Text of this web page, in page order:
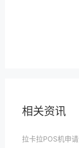
相关资讯
拉卡拉POS机申请资质审核